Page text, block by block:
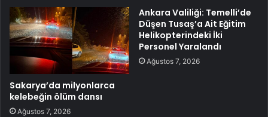
Sakarya’da milyonlarca
kelebeğin ölüm dansı
Ağustos 7, 2026
Ankara Valiliği: Temelli’de
Düşen Tusaş’a Ait Eğitim
Helikopterindeki İki
Personel Yaralandı
Ağustos 7, 2026